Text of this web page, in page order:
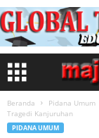
Beranda Pidana Umum
Tragedi Kanjuruhan
PIDANA UMUM